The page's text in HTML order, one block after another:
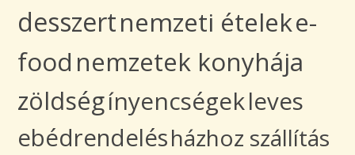
desszertnemzeti ételeke-
food nemzetek konyhája
zöldségínyencségekleves
ebédrendelésházhoz szállítás